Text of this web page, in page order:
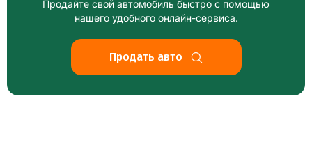
Продайте свой автомобиль быстро с помощью
нашего удобного онлайн-сервиса.
Продать авто